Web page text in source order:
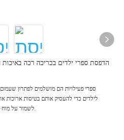
הדפסת ספרי ילדים בכריכה רכה
ספרי פעילויות הם מושלמים לפתרון
לילדים כדי להעסיק אותם בטיסות ארוכות
לשמור על מוח פעיל, תוכלו להתאים אישית כל עמוד.